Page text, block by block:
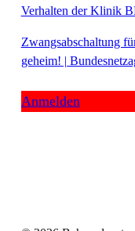
Verhalten der Klinik
Zwangsabschaltung
geheim! |
Anmelden